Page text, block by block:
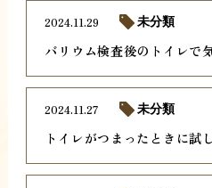
バリウム検査後のトイレで
2024.11.29 未分類
トイレがつまったときに試
2024.11.27 未分類